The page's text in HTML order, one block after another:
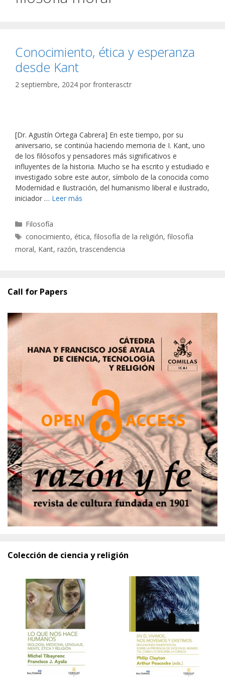
Conocimiento, ética y esperanza
desde Kant
2 septiembre, 2024 por fronterasctr
[Dr. Agustín Ortega Cabrera] En este tiempo, por su
aniversario, se continúa haciendo memoria de I. Kant, uno
de los filósofos y pensadores más significativos e
influyentes de la historia. Mucho se ha escrito y estudiado e
investigado sobre este autor, símbolo de la conocida como
Modernidad e Ilustración, del humanismo liberal e ilustrado,
iniciador … Leer más
Categorías
Filosofía
Etiquetas
conocimiento, ética,filosofía de la religión,filosofía
moral, Kant, razón,trascendencia
Call for Papers
Colección de ciencia y religión